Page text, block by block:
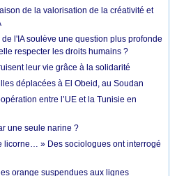
de la valorisation de la créativité et
l'IA soulève une question plus profonde
respecter les droits humains ?
leur vie grâce à la solidarité
déplacées à El Obeid, au Soudan
entre l’UE et la Tunisie en
une seule narine ?
licorne… » Des sociologues ont interrogé
orange suspendues aux lignes